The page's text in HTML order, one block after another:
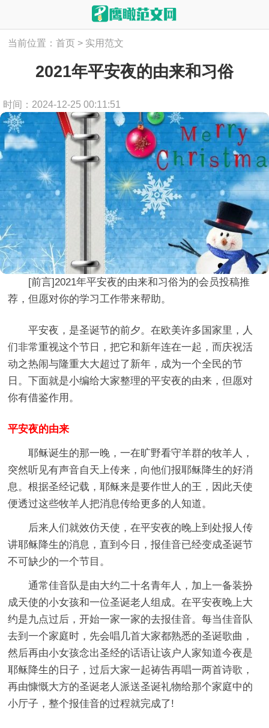
当前位置：首页 > 实用范文
2021年平安夜的由来和习俗
时间：2024-12-25 00:11:51
[前言]2021年平安夜的由来和习俗为的会员投稿推
荐，但愿对你的学习工作带来帮助。
平安夜，是圣诞节的前夕。在欧美许多国家里，人
们非常重视这个节日，把它和新年连在一起，而庆祝活
动之热闹与隆重大大超过了新年，成为一个全民的节
日。下面就是小编给大家整理的平安夜的由来，但愿对
你有借鉴作用。
平安夜的由来
耶稣诞生的那一晚，一在旷野看守羊群的牧羊人，
突然听见有声音自天上传来，向他们报耶稣降生的好消
息。根据圣经记载，耶稣来是要作世人的王，因此天使
便透过这些牧羊人把消息传给更多的人知道。
后来人们就效仿天使，在平安夜的晚上到处报人传
讲耶稣降生的消息，直到今日，报佳音已经变成圣诞节
不可缺少的一个节目。
通常佳音队是由大约二十名青年人，加上一备装扮
成天使的小女孩和一位圣诞老人组成。在平安夜晚上大
约是九点过后，开始一家一家的去报佳音。每当佳音队
去到一个家庭时，先会唱几首大家都熟悉的圣诞歌曲，
然后再由小女孩念出圣经的话语让该户人家知道今夜是
耶稣降生的日子，过后大家一起祷告再唱一两首诗歌，
再由慷慨大方的圣诞老人派送圣诞礼物给那个家庭中的
小厅子，整个报佳音的过程就完成了!